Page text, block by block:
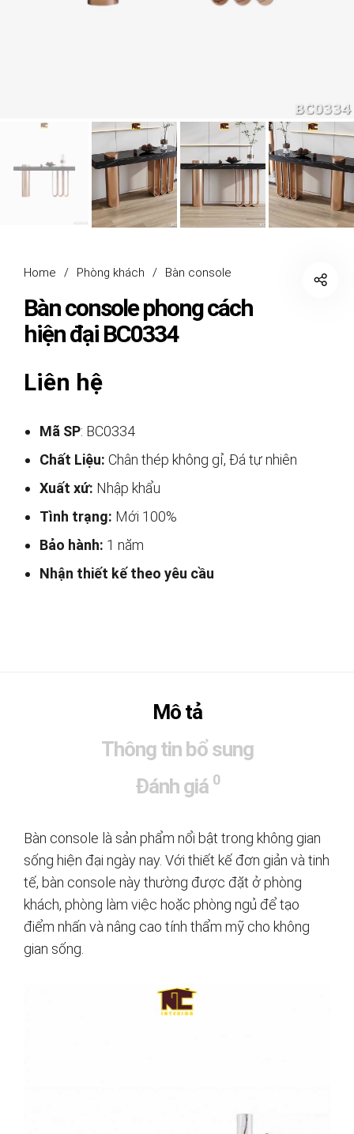
Home / Phòng khách / Bàn console
Bàn console phong cách
hiện đại BC0334
Liên hệ
Mã SP: BC0334
Chất Liệu: Chân thép không gỉ, Đá tự nhiên
Xuất xứ: Nhập khẩu
Tình trạng: Mới 100%
Bảo hành: 1 năm
Nhận thiết kế theo yêu cầu
Mô tả
Thông tin bổ sung
Đánh giá 0
Bàn console là sản phẩm nổi bật trong không gian
sống hiện đại ngày nay. Với thiết kế đơn giản và tinh
tế, bàn console này thường được đặt ở phòng
khách, phòng làm việc hoặc phòng ngủ để tạo
điểm nhấn và nâng cao tính thẩm mỹ cho không
gian sống.